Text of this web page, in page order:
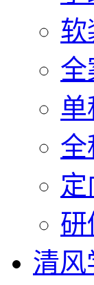
软
全
单
全
定
研
清风